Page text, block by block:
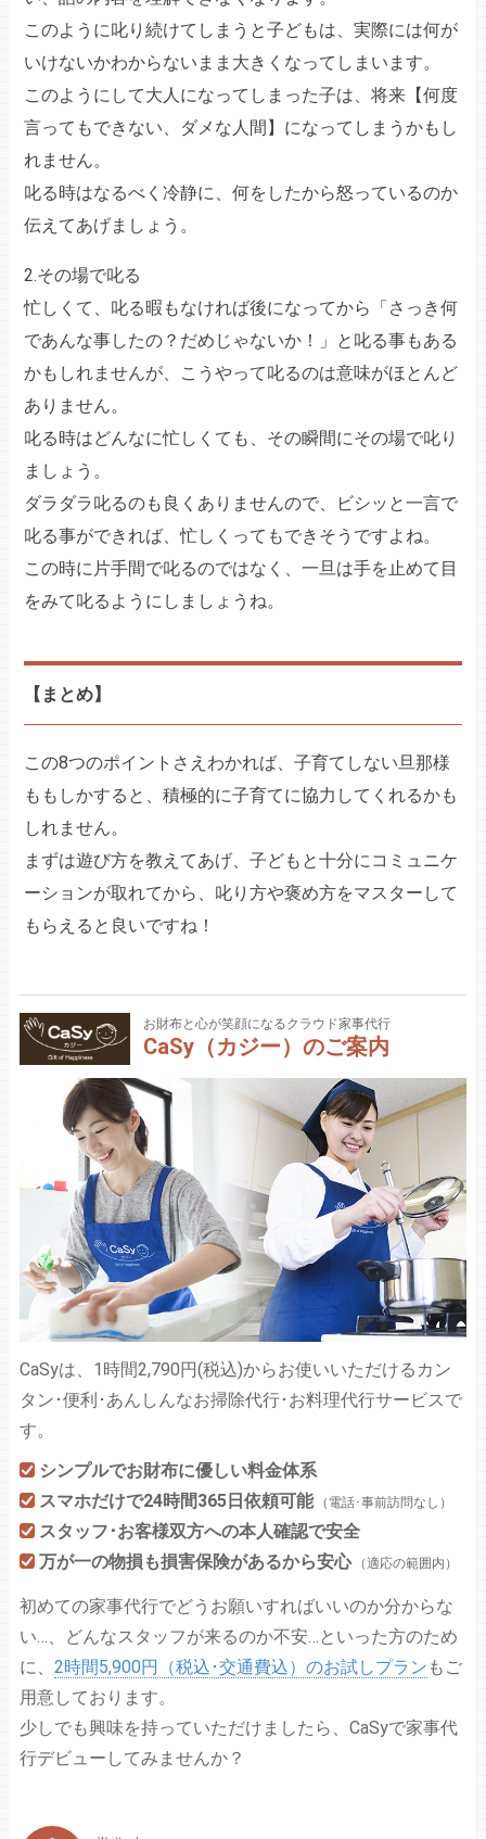
このように叱り続けてしまうと子どもは、実際には何が
いけないかわからないまま大きくなってしまいます。
このようにして大人になってしまった子は、将来【何度
言ってもできない、ダメな人間】になってしまうかもし
れません。
叱る時はなるべく冷静に、何をしたから怒っているのか
伝えてあげましょう。
2.その場で叱る
忙しくて、叱る暇もなければ後になってから「さっき何
であんな事したの？だめじゃないか！」と叱る事もある
かもしれませんが、こうやって叱るのは意味がほとんど
ありません。
叱る時はどんなに忙しくても、その瞬間にその場で叱り
ましょう。
ダラダラ叱るのも良くありませんので、ビシッと一言で
叱る事ができれば、忙しくってもできそうですよね。
この時に片手間で叱るのではなく、一旦は手を止めて目
をみて叱るようにしましょうね。
【まとめ】
この8つのポイントさえわかれば、子育てしない旦那様
ももしかすると、積極的に子育てに協力してくれるかも
しれません。
まずは遊び方を教えてあげ、子どもと十分にコミュニケ
ーションが取れてから、叱り方や褒め方をマスターして
もらえると良いですね！
お財布と心が笑顔になるクラウド家事代行
CaSy（カジー）のご案内
CaSyは、1時間2,790円(税込)からお使いいただけるカン
タン･便利･あんしんなお掃除代行･お料理代行サービスで
す。
シンプルでお財布に優しい料金体系
スマホだけで24時間365日依頼可能
（電話･事前訪問なし）
スタッフ･お客様双方への本人確認で安全
万が一の物損も損害保険があるから安心
（適応の範囲内）
初めての家事代行でどうお願いすればいいのか分からな
い…、どんなスタッフが来るのか不安…といった方のため
に、 2時間5,900円（税込･交通費込）のお試しプラン もご
用意しております。
少しでも興味を持っていただけましたら、CaSyで家事代
行デビューしてみませんか？